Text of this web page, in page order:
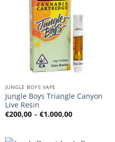
JUNGLE BOYS VAPE
Jungle Boys Triangle Canyon
Live Resin
€200,00 – €1.000,00